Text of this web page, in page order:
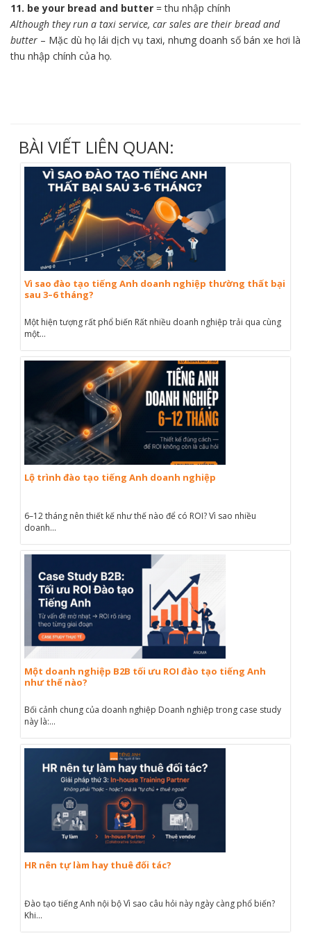
11. be your bread and butter = thu nhập chính
Although they run a taxi service, car sales are their bread and
butter – Mặc dù họ lái dịch vụ taxi, nhưng doanh số bán xe hơi là
thu nhập chính của họ.
BÀI VIẾT LIÊN QUAN:
Vì sao đào tạo tiếng Anh doanh nghiệp thường thất bại
sau 3–6 tháng?
Một hiện tượng rất phổ biến Rất nhiều doanh nghiệp trải qua cùng
một...
Lộ trình đào tạo tiếng Anh doanh nghiệp
6–12 tháng nên thiết kế như thế nào để có ROI? Vì sao nhiều
doanh...
Một doanh nghiệp B2B tối ưu ROI đào tạo tiếng Anh
như thế nào?
Bối cảnh chung của doanh nghiệp Doanh nghiệp trong case study
này là:...
HR nên tự làm hay thuê đối tác?
Đào tạo tiếng Anh nội bộ Vì sao câu hỏi này ngày càng phổ biến?
Khi...